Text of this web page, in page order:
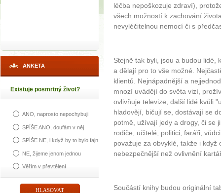
ANKETA
Existuje posmrtný život?
ANO, naprosto nepochybuji
SPÍŠE ANO, doufám v něj
SPÍŠE NE, i když by to bylo fajn
NE, žijeme jenom jednou
Věřím v převtělení
léčba nepoškozuje zdraví),
všech možností k zachování
nevyléčitelnou nemocí či s
Stejně tak byli, jsou a budou lidé,
a dělají pro to vše možné.
klientů. Nejnápadnější a
mnozí uvádějí do světa vizí,
ovlivňuje televize, další lidé kvůli
hladovějí, bičují se, dostávají se
potmě, užívají jedy a drogy, či se
rodiče, učitelé, politici, faráři,
považuje za obvyklé, takže i
nebezpečnější než ovlivnění
Součástí knihy budou originální